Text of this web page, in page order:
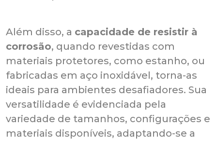
Além disso, a capacidade de resistir à
corrosão, quando revestidas com
materiais protetores, como estanho, ou
fabricadas em aço inoxidável, torna-as
ideais para ambientes desafiadores. Sua
versatilidade é evidenciada pela
variedade de tamanhos, configurações e
materiais disponíveis, adaptando-se a